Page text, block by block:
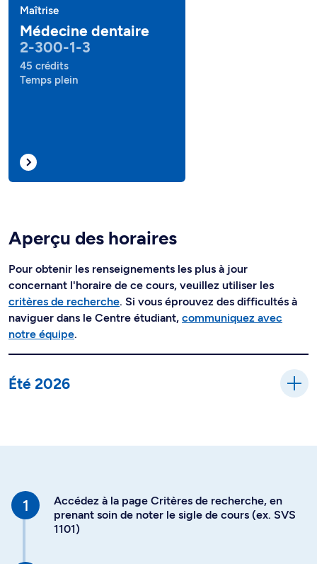
Maîtrise
Médecine dentaire
2-300-1-3
45 crédits
Temps plein
Aperçu des horaires
Pour obtenir les renseignements les plus à jour
concernant l'horaire de ce cours, veuillez utiliser les
critères de recherche. Si vous éprouvez des difficultés à
naviguer dans le Centre étudiant, communiquez avec
notre équipe.
Été 2026
Accédez à la page Critères de recherche, en
prenant soin de noter le sigle de cours (ex. SVS
1101)